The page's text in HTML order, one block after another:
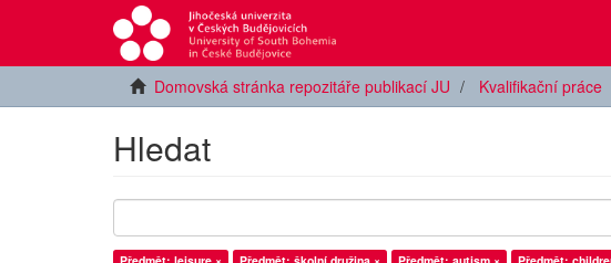
Domovská stránka repozitáře publikací JU Kvalifikační práce
Hledat